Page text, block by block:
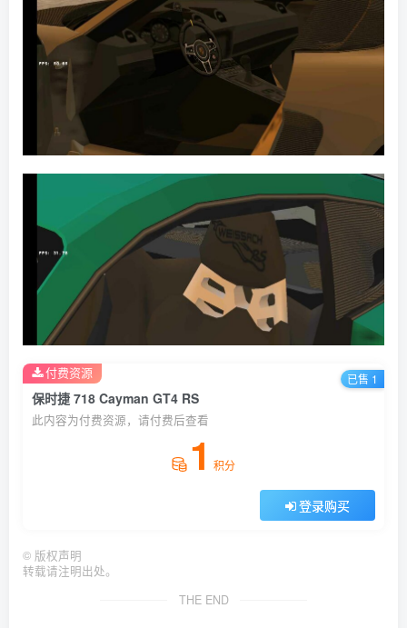
保时捷 718 Cayman GT4 RS
此内容为付费资源，请付费后查看
1 积分
登录购买
付费资源 已售 1
© 版权声明
转载请注明出处。
THE END